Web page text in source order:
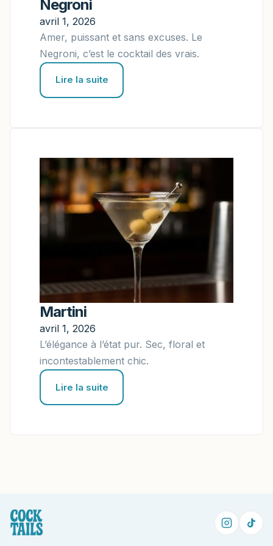
Negroni
avril 1, 2026
Amer, puissant et sans excuses. Le
Negroni, c’est le cocktail des vrais.
Lire la suite
Martini
avril 1, 2026
L’élégance à l’état pur. Sec, floral et
incontestablement chic.
Lire la suite